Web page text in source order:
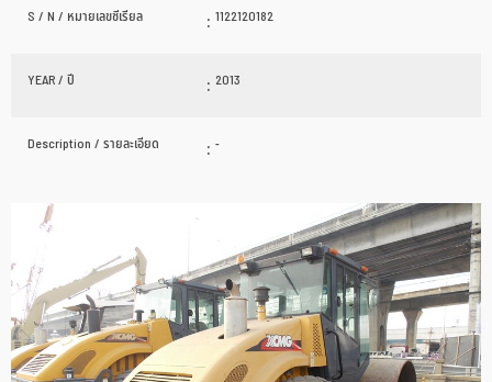
S / N / หมายเลขซีเรียล : 1122120182
YEAR / ปี : 2013
Description / รายละเอียด : -